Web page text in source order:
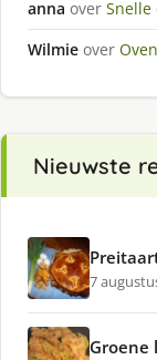
anna over Snelle
Wilmie over
Nieuwste
7
Groene